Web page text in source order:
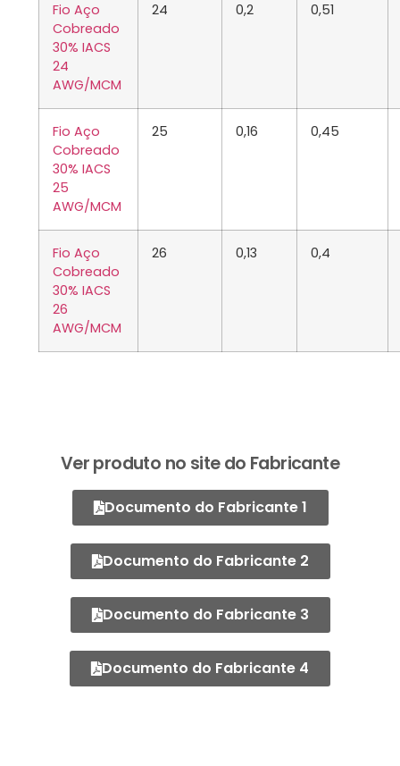
Fio Aço
Cobreado
30% IACS
24
AWG/MCM
24 0,2 0,51
Fio Aço
Cobreado
30% IACS
25
AWG/MCM
25 0,16 0,45
Fio Aço
Cobreado
30% IACS
26
AWG/MCM
26 0,13 0,4
Ver produto no site do Fabricante
Documento do Fabricante 1
Documento do Fabricante 2
Documento do Fabricante 3
Documento do Fabricante 4